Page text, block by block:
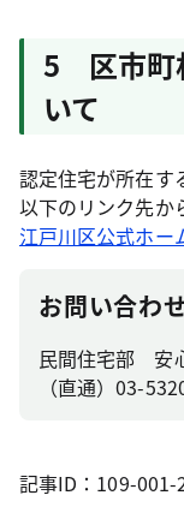
5 区市町
いて
認定住宅が所在す
以下のリンク先か
江戸川区公式ホー
お問い合わ
民間住宅部 安
（直通）03-
記事ID：109-